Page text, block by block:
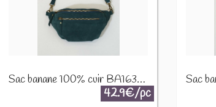
Sac banane 100% cuir BA163Da Bleu canard
42.9€/pc